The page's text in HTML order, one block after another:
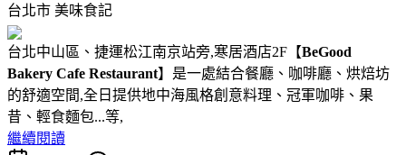
台北市 美味食記
台北中山區、捷運松江南京站旁,寒居酒店2F【BeGood
Bakery Cafe Restaurant】是一處結合餐廳、咖啡廳、烘焙坊
的舒適空間,全日提供地中海風格創意料理、冠軍咖啡、果
昔、輕食麵包...等,
繼續閱讀